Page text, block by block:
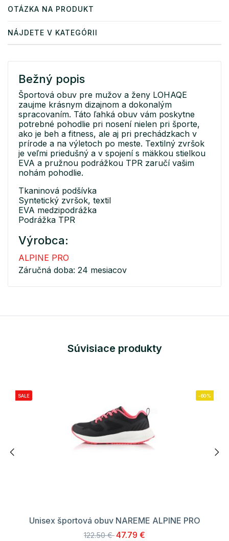
OTÁZKA NA PRODUKT
NÁJDETE V KATEGÓRII
Bežný popis
Športová obuv pre mužov a ženy LOHAQE
zaujme krásnym dizajnom a dokonalým
spracovaním. Táto ľahká obuv vám poskytne
potrebné pohodlie pri nosení nielen pri športe,
ako je beh a fitness, ale aj pri prechádzkach v
prírode a na výletoch po meste. Textilný zvršok
je veľmi priedušný a v spojení s mäkkou stielkou
EVA a pružnou podrážkou TPR zaručí vašim
nohám pohodlie.
Tkaninová podšívka
Syntetický zvršok, textil
EVA medzipodrážka
Podrážka TPR
Výrobca:
ALPINE PRO
Záručná doba: 24 mesiacov
Súvisiace produkty
SALE -60%
Unisex športová obuv NAREME ALPINE PRO
122.50 €47.79 €